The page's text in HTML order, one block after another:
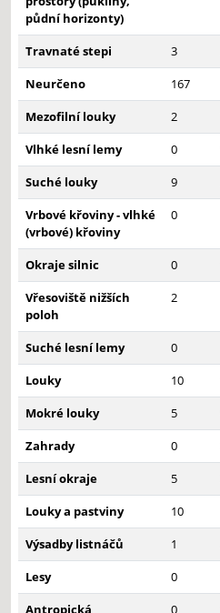
půdní horizonty)
Travnaté stepi 3
Neurčeno
167
Mezofilní louky
2
Vlhké lesní lemy
0
Suché louky
9
Vrbové křoviny - vlhké
(vrbové) křoviny
0
Okraje silnic 0
Vřesoviště nižších
poloh
2
Suché lesní lemy 0
Louky
10
Mokré louky
5
Zahrady
0
Lesní okraje
5
Louky a pastviny
10
Výsadby listnáčů
1
Lesy
0